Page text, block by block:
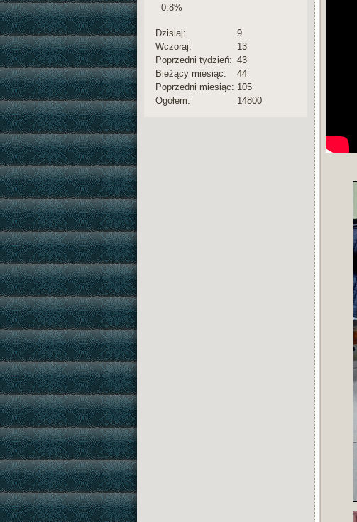
0.8%
Dzisiaj:
9
Wczoraj:
13
Poprzedni tydzień: 43
Bieżący miesiąc:
44
Poprzedni miesiąc: 105
Ogółem:
14800